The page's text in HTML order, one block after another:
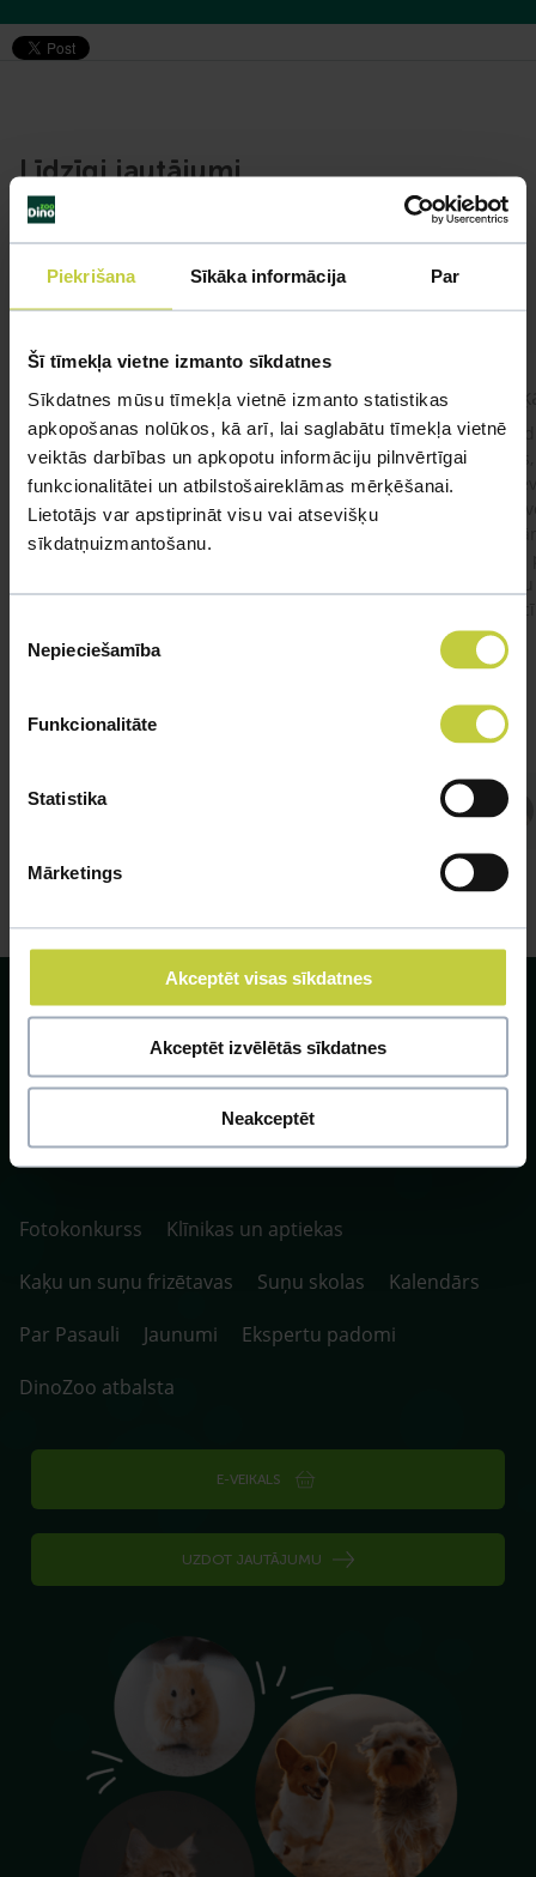
Piekrišana Sīkāka informācija Par
Šī tīmekļa vietne izmanto sīkdatnes
Sīkdatnes mūsu tīmekļa vietnē izmanto statistikas
apkopošanas nolūkos, kā arī, lai saglabātu tīmekļa vietnē
veiktās darbības un apkopotu informāciju pilnvērtīgai
funkcionalitātei un atbilstošaireklāmas mērķēšanai.
Lietotājs var apstiprināt visu vai atsevišķu
sīkdatņuizmantošanu.
izvēle
Nepieciešamība
Funkcionalitāte
Statistika
Mārketings
Akceptēt visas sīkdatnes
Akceptēt izvēlētās sīkdatnes
Neakceptēt
Līdzīgi jautājumi
Mūsu eksperti spēs atbildēt uz jebkuru Jūsu jautājumu
UZDOT JAUTĀJUMU
kaķis apēdis plēvi
Ja kaķim gadījies apēst plastiku ,ko ieklāj zem
garnelēm kārbiņās apakšā.Kādas sekas varētu
būt?Kā kaķis varētu reağēt...Ko darīt?
Atbild Veterinārārsts,
Vienības gatve 109, Rīga, Latvija, LV-1058.
P. 10:00-20:00 / S.SV. 10:00-16:00
Fotokonkurss
Klīnikas un aptiekas
Kaķu un suņu frizētavas
Suņu skolas
Kalendārs
Par Pasauli
Jaunumi
Ekspertu padomi
DinoZoo atbalsta
E-VEIKALS
UZDOT JAUTĀJUMU